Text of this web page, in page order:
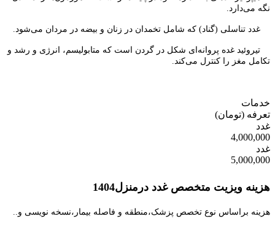
نگه می‌دارد.
غدد تناسلی (گناد) که شامل تخمدان در زنان و بیضه در مردان می‌شود.
تیروئید غده پروانه‌ای شکل در گردن است که متابولیسم، انرژی و رشد و
تکامل مغز را کنترل می‌کند.
خدمات
تعرفه (تومان)
غدد
4,000,000
غدد
5,000,000
هزینه ویزیت متخصص غدد درمنزل1404
هزینه براساس نوع تخصص پزشک،منطقه و فاصله بیمار،نسخه نویسی و..